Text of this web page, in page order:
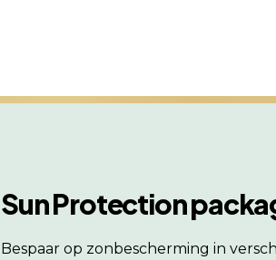
Sun Protection
Bespaar op zonbescherming in